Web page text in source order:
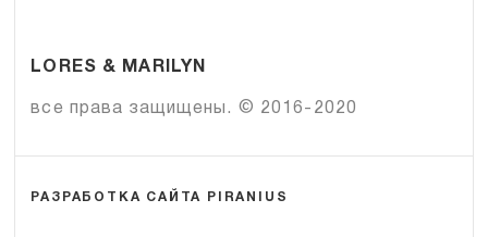
LORES & MARILYN
все права защищены. © 2016-2020
РАЗРАБОТКА САЙТА PIRANIUS